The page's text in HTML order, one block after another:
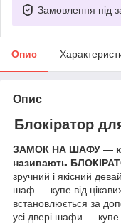
Замовлення під
Опис
Опис
Блокіратор
ЗАМОК НА ШАФУ ―
називають
зручний і якісний
шаф ― купе від
встановлюється за
усі двері шафи ―